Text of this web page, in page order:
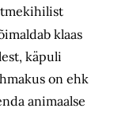
klaas
käpuli
on ehk
animaalse